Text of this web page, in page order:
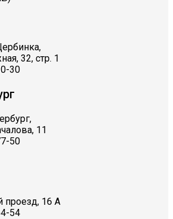
32, стр. 1
30
11
50
проезд, 16 А
54